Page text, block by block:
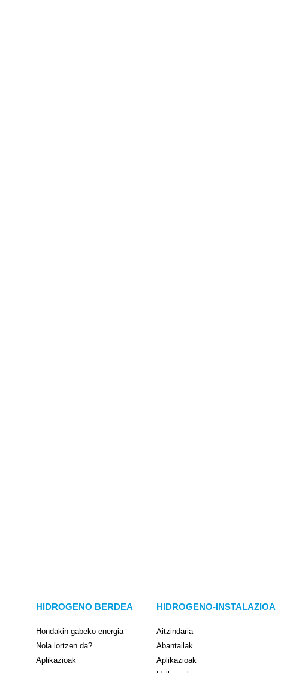
HIDROGENO BERDEA
Hondakin gabeko energia
Nola lortzen da?
Aplikazioak
HIDROGENO-INSTALAZIOA
Aitzindaria
Abantailak
Aplikazioak